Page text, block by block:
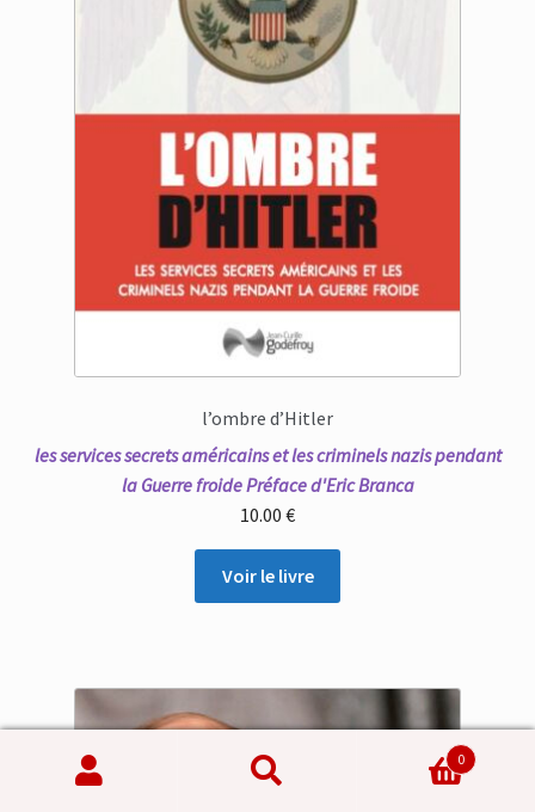
l’ombre d’Hitler
les services secrets américains et les criminels nazis pendant
la Guerre froide Préface d'Eric Branca
10.00 €
Voir le livre
Recherche
Recherche
0